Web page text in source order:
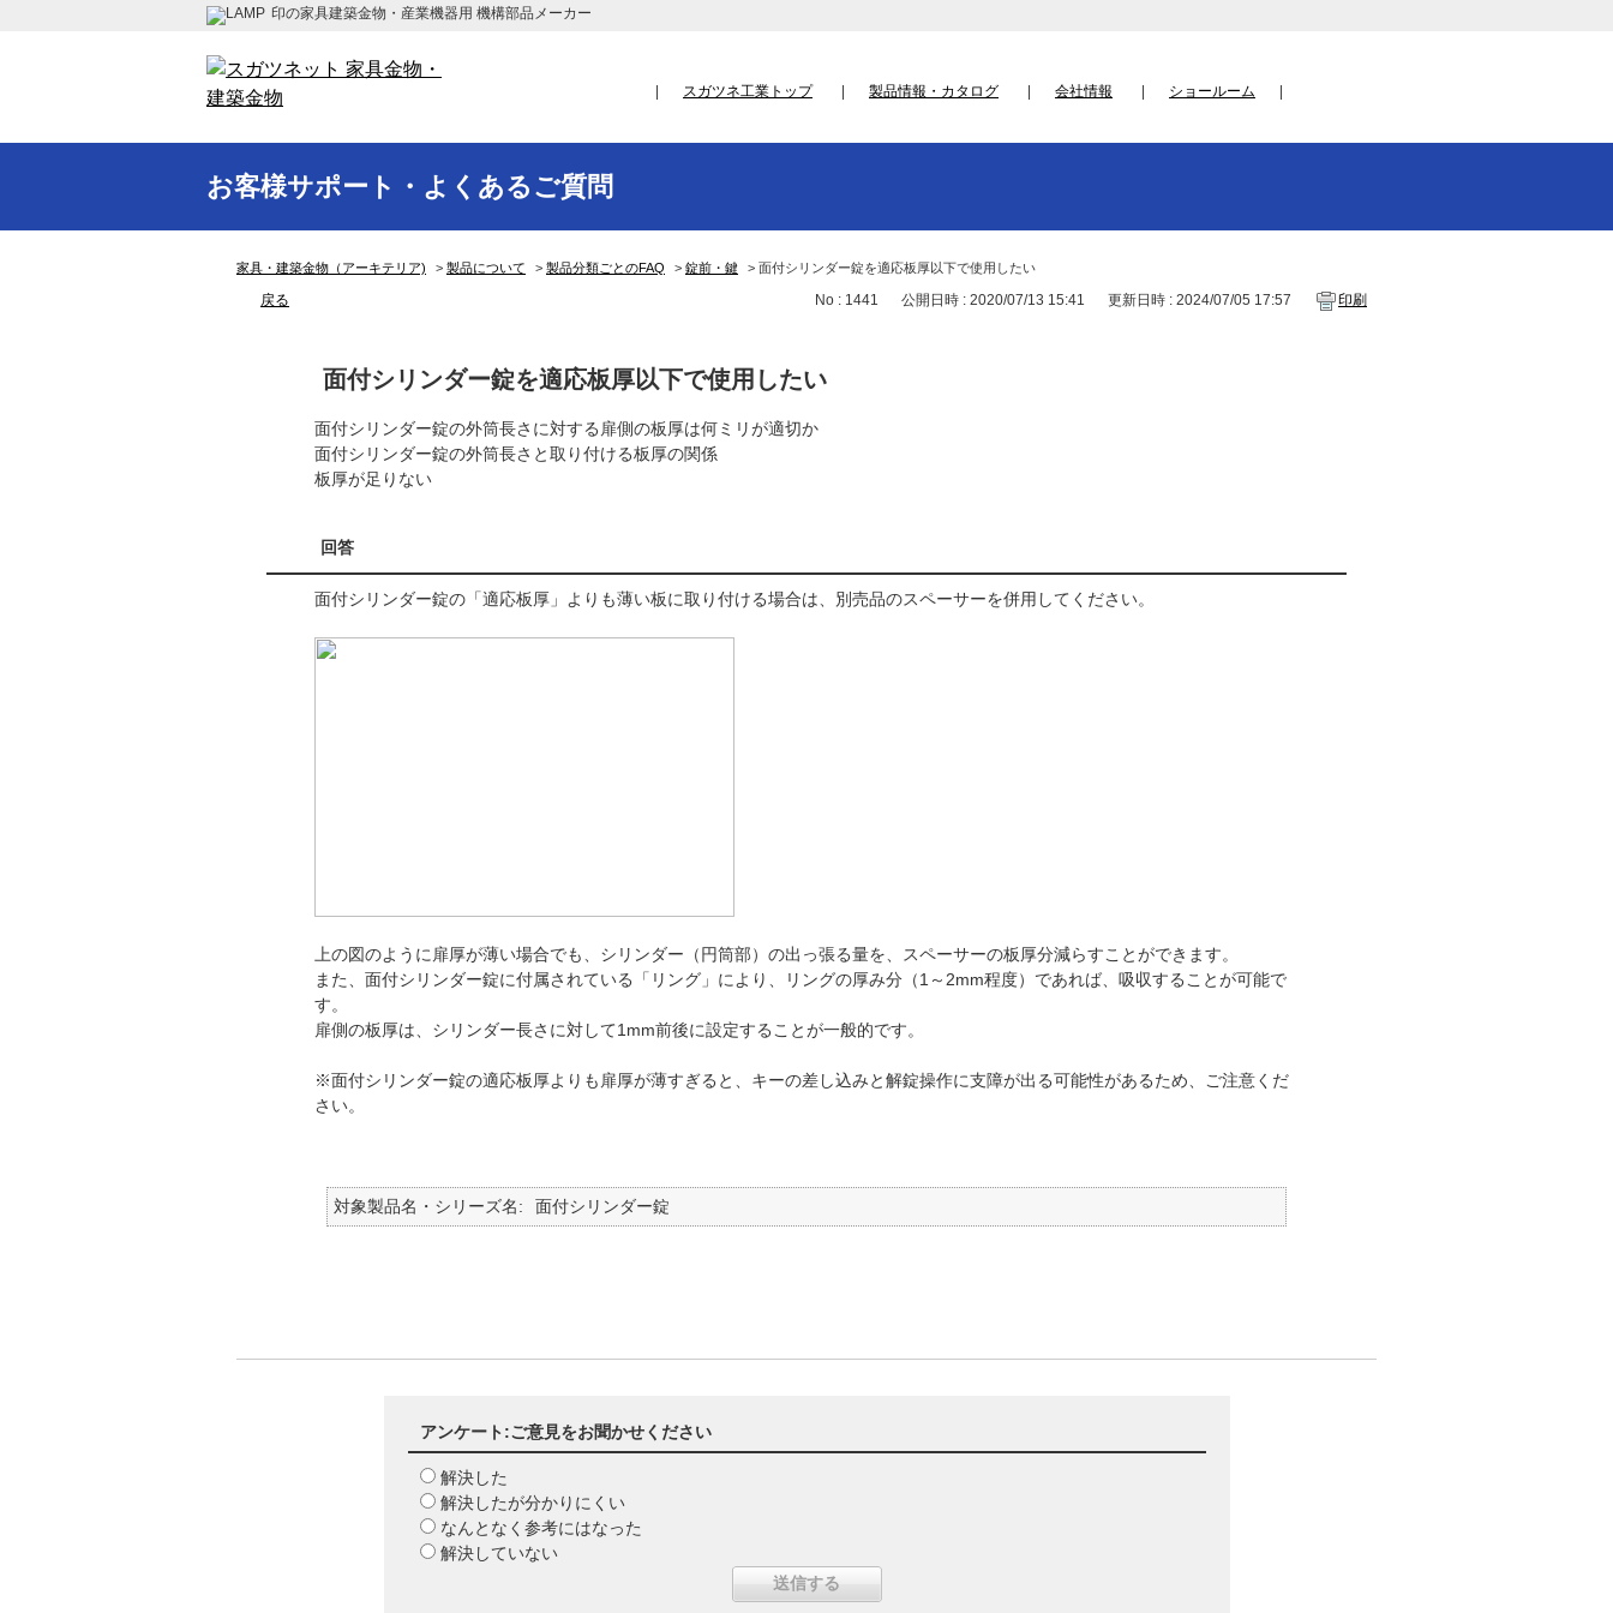
印の家具建築金物・産業機器用 機構部品メーカー
スガツネ工業トップ 製品情報・カタログ 会社情報 ショールーム
お客様サポート・よくあるご質問
家具・建築金物（アーキテリア) > 製品について > 製品分類ごとのFAQ > 錠前・鍵 > 面付シリンダー錠を適応板厚以下で使用したい
戻る No : 1441 公開日時 : 2020/07/13 15:41 更新日時 : 2024/07/05 17:57 印刷
面付シリンダー錠を適応板厚以下で使用したい
面付シリンダー錠の外筒長さに対する扉側の板厚は何ミリが適切か
面付シリンダー錠の外筒長さと取り付ける板厚の関係
板厚が足りない
回答
面付シリンダー錠の「適応板厚」よりも薄い板に取り付ける場合は、別売品のスペーサーを併用してください。
上の図のように扉厚が薄い場合でも、シリンダー（円筒部）の出っ張る量を、スペーサーの板厚分減らすことができます。
また、面付シリンダー錠に付属されている「リング」により、リングの厚み分（1～2mm程度）であれば、吸収することが可能で
す。
扉側の板厚は、シリンダー長さに対して1mm前後に設定することが一般的です。
※面付シリンダー錠の適応板厚よりも扉厚が薄すぎると、キーの差し込みと解錠操作に支障が出る可能性があるため、ご注意くだ
さい。
対象製品名・シリーズ名 面付シリンダー錠
アンケート:ご意見をお聞かせください
解決した
解決したが分かりにくい
なんとなく参考にはなった
解決していない